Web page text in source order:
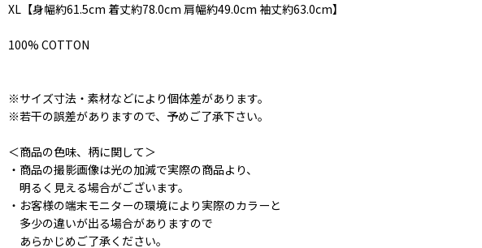
XL【身幅約61.5cm 着丈約78.0cm 肩幅約49.0cm 袖丈約63.0cm】
100% COTTON
※サイズ寸法・素材などにより個体差があります。
※若干の誤差がありますので、予めご了承下さい。
＜商品の色味、柄に関して＞
・商品の撮影画像は光の加減で実際の商品より、
明るく見える場合がございます。
・お客様の端末モニターの環境により実際のカラーと
多少の違いが出る場合がありますので
あらかじめご了承ください。